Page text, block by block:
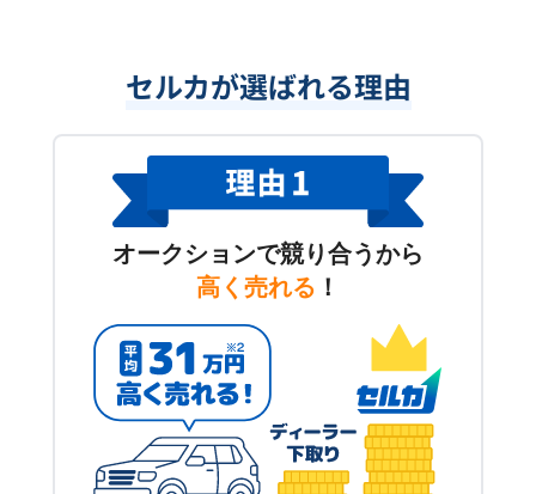
セルカが選ばれる理由
オークションで競り合うから
高く売れる ！